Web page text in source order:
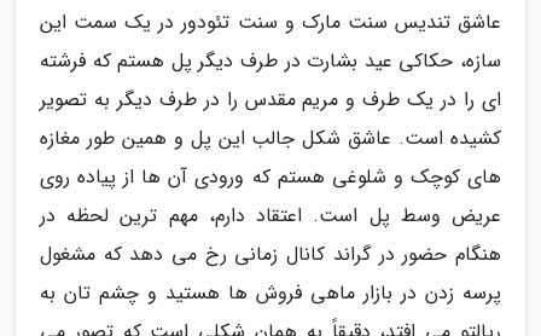
عاشق تندیس سنت مارک و سنت تئودور در یک سمت این
سازه، حکاکی عید بشارت در طرف دیگر پل هستم که فرشته
ای را در یک طرف و مریم مقدس را در طرف دیگر به تصویر
کشیده است. عاشق شکل جالب این پل و همین طور مغازه
های کوچک و شلوغی هستم که ورودی آن ها از پیاده روی
عریض وسط پل است. اعتقاد دارم، مهم ترین لحظه در
هنگام حضور در گراند کانال زمانی رخ می دهد که مشغول
پرسه زدن در بازار ماهی فروش ها هستید و چشم تان به